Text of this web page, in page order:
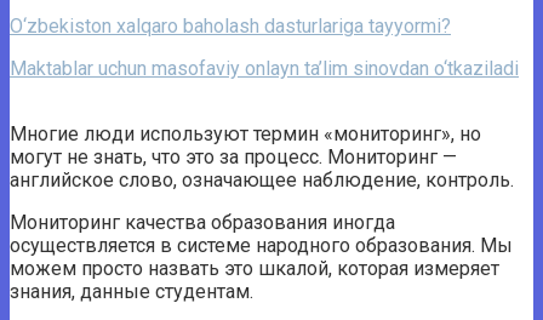
O‘zbekiston xalqaro baholash dasturlariga tayyormi?
Maktablar uchun masofaviy onlayn ta’lim sinovdan o‘tkaziladi
Многие люди используют термин «мониторинг», но
могут не знать, что это за процесс. Мониторинг —
английское слово, означающее наблюдение, контроль.
Мониторинг качества образования иногда
осуществляется в системе народного образования. Мы
можем просто назвать это шкалой, которая измеряет
знания, данные студентам.